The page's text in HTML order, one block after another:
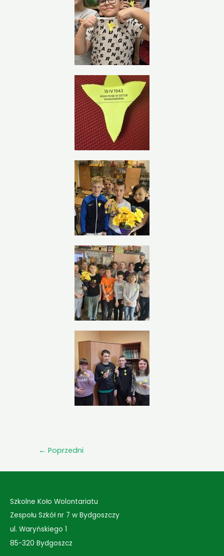
← Poprzedni
Szkolne Koło Wolontariatu
Zespołu Szkół nr 7 w Bydgoszczy
ul. Waryńskiego 1
85-320 Bydgoszcz